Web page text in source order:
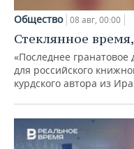
Общество 08 авг, 00:00
Стеклянное
«Последнее
для российского
курдского автора из